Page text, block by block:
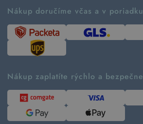
Návod ako nakupovať
Tabuľka veľkostí
Predávané značky
Kontakt
Ako tvoríme second hand
Časté otázky
Kde pomáhame
Udržateľnosť
Blog
Pre médiá
Nákup doručíme včas a v poriadku
Nákup zaplatíte rýchlo a bezpečne